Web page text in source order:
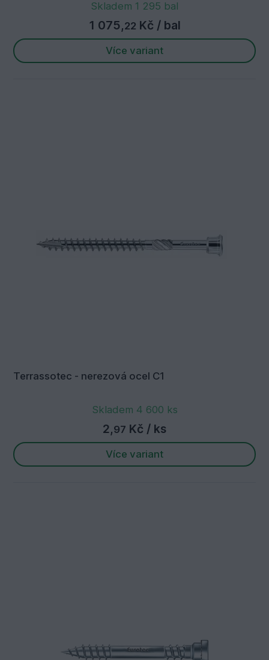
Skladem 1 295 bal
1 075,22 Kč / bal
Více variant
Terrassotec - nerezová ocel C1
Skladem 4 600 ks
2,97 Kč / ks
Více variant